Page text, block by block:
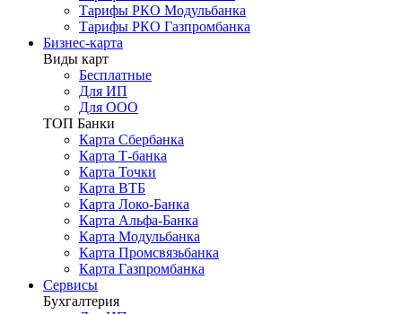
Тарифы РКО Модульбанка
Тарифы РКО Газпромбанка
Бизнес-карта
Виды карт
Бесплатные
Для ИП
Для ООО
ТОП Банки
Карта Сбербанка
Карта Т-банка
Карта Точки
Карта ВТБ
Карта Локо-Банка
Карта Альфа-Банка
Карта Модульбанка
Карта Промсвязьбанка
Карта Газпромбанка
Сервисы
Бухгалтерия